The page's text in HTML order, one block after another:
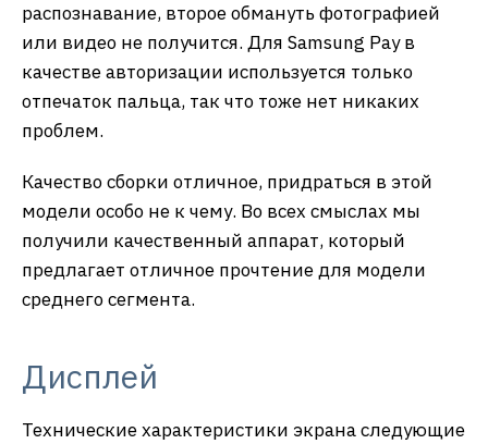
распознавание, второе обмануть фотографией
или видео не получится. Для Samsung Pay в
качестве авторизации используется только
отпечаток пальца, так что тоже нет никаких
проблем.
Качество сборки отличное, придраться в этой
модели особо не к чему. Во всех смыслах мы
получили качественный аппарат, который
предлагает отличное прочтение для модели
среднего сегмента.
Дисплей
Технические характеристики экрана следующие